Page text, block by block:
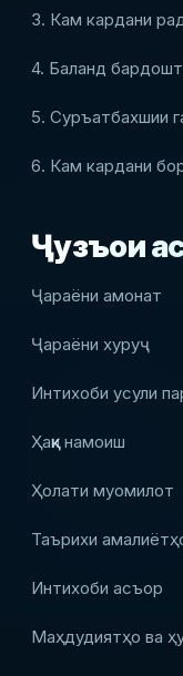
3. Кам кардани
4. Баланд
5. Суръатбахшии
6. Кам кардани
Ҷузъҳои
Ҷараёни амонат
Ҷараёни хуруҷ
Интихоби усули
Ҳаққи намоиш
Ҳолати муомилот
Таърихи
Интихоби асъор
Маҳдудиятҳо ва